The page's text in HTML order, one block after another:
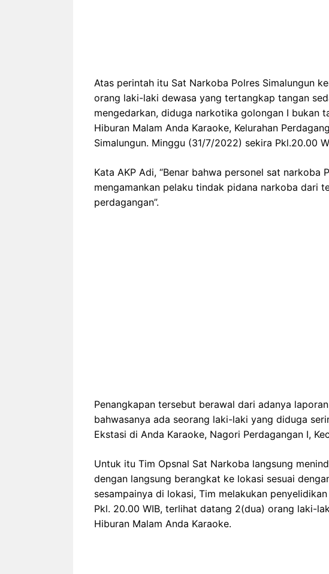
Atas perintah itu Sat Narkoba Polres Simalungun
orang laki-laki dewasa yang tertangkap tangan
mengedarkan, diduga narkotika golongan I bukan
Hiburan Malam Anda Karaoke, Kelurahan
Simalungun. Minggu (31/7/2022) sekira Pkl.20.00
Kata AKP Adi, “Benar bahwa personel sat narkoba
mengamankan pelaku tindak pidana narkoba dari
perdagangan”.
Penangkapan tersebut berawal dari adanya
bahwasanya ada seorang laki-laki yang diduga
Ekstasi di Anda Karaoke, Nagori Perdagangan I,
Untuk itu Tim Opsnal Sat Narkoba langsung
dengan langsung berangkat ke lokasi sesuai
sesampainya di lokasi, Tim melakukan
Pkl. 20.00 WIB, terlihat datang 2(dua) orang laki-
Hiburan Malam Anda Karaoke.